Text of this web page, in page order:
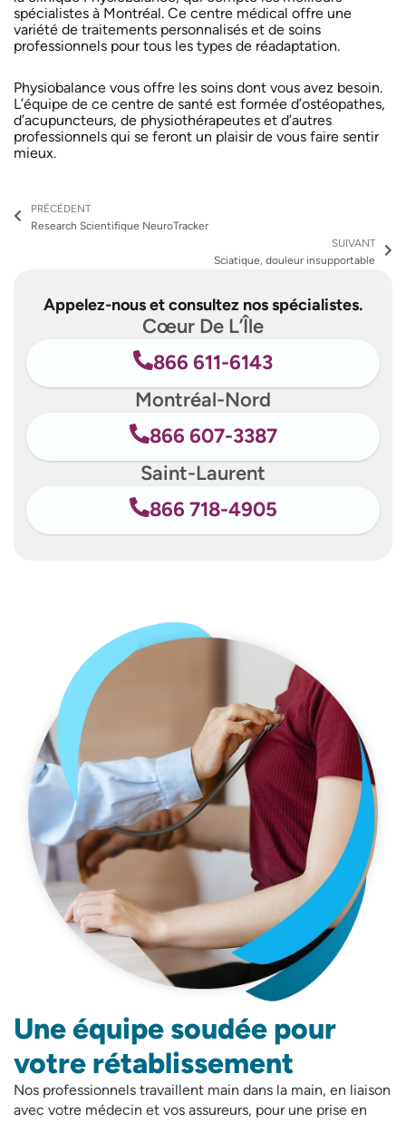
spécialistes à Montréal. Ce centre médical offre une
variété de traitements personnalisés et de soins
professionnels pour tous les types de réadaptation.
Physiobalance vous offre les soins dont vous avez besoin.
L’équipe de ce centre de santé est formée d’ostéopathes,
d’acupuncteurs, de physiothérapeutes et d’autres
professionnels qui se feront un plaisir de vous faire sentir
mieux.
PRÉCÉDENT
Research Scientifique NeuroTracker
SUIVANT
Sciatique, douleur insupportable
Appelez-nous et consultez nos spécialistes.
Cœur De L’Île
866 611-6143
Montréal-Nord
866 607-3387
Saint-Laurent
866 718-4905
Une équipe soudée pour
votre rétablissement
Nos professionnels travaillent main dans la main, en liaison
avec votre médecin et vos assureurs, pour une prise en